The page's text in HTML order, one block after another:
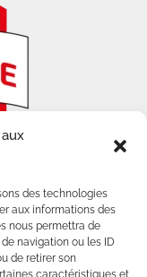
des technologies
aux informations des
nous permettra de
navigation ou les ID
de retirer son
caractéristiques et